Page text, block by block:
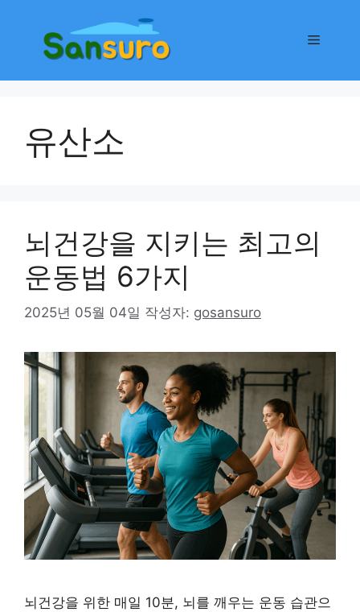
메
유산소
뇌건강을 지키는 최고의
운동법 6가지
2025년 05월 04일 작성자: gosansuro
뇌건강을 위한 매일 10분, 뇌를 깨우는 운동 습관으